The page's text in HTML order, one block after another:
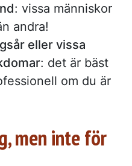
: vissa människor
andra!
eller vissa
: det är bäst
om du är
men inte för